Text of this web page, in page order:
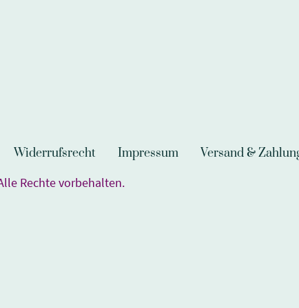
Widerrufsrecht Impressum
Versand &
Rechte vorbehalten.